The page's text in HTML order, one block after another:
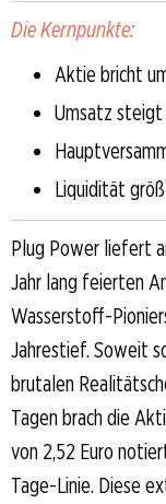
Die Kernpunkte:
Aktie bricht
Umsatz
Liquidität
Plug Power liefert
Jahr lang feierten
Wasserstoff-
Jahrestief. Soweit
brutalen
Tagen brach die
von 2,52 Euro
Tage-Linie. Diese